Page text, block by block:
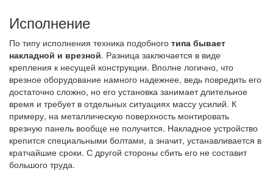
Исполнение
По типу исполнения техника подобного типа бывает
накладной и врезной. Разница заключается в виде
крепления к несущей конструкции. Вполне логично, что
врезное оборудование намного надежнее, ведь повредить его
достаточно сложно, но его установка занимает длительное
время и требует в отдельных ситуациях массу усилий. К
примеру, на металлическую поверхность монтировать
врезную панель вообще не получится. Накладное устройство
крепится специальными болтами, а значит, устанавливается в
кратчайшие сроки. С другой стороны сбить его не составит
большого труда.